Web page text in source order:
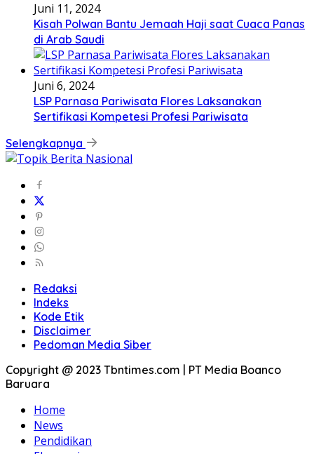
Juni 11, 2024
Kisah Polwan Bantu Jemaah Haji saat Cuaca Panas
di Arab Saudi
Juni 6, 2024
LSP Parnasa Pariwisata Flores Laksanakan
Sertifikasi Kompetesi Profesi Pariwisata
Selengkapnya
Redaksi
Indeks
Kode Etik
Disclaimer
Pedoman Media Siber
Copyright @ 2023 Tbntimes.com | PT Media Boanco
Baruara
Home
News
Pendidikan